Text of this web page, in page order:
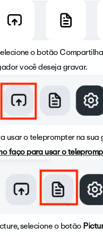
o botão
você deseja gravar.
usar o teleprompter na
faço para usar o
selecione o botão